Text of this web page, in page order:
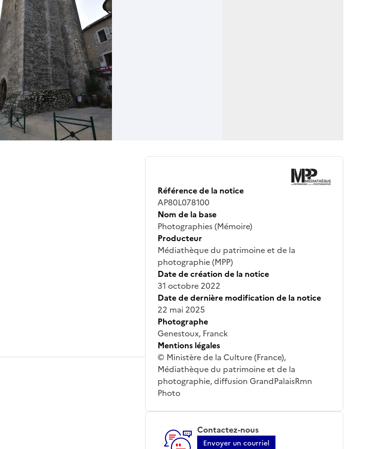
Référence de la notice
AP80L078100
Nom de la base
Photographies (Mémoire)
Producteur
Médiathèque du patrimoine et de la
photographie (MPP)
Date de création de la notice
31 octobre 2022
Date de dernière modification de la notice
22 mai 2025
Photographe
Genestoux, Franck
Mentions légales
© Ministère de la Culture (France),
Médiathèque du patrimoine et de la
photographie, diffusion GrandPalaisRmn
Photo
Contactez-nous
Envoyer un courriel